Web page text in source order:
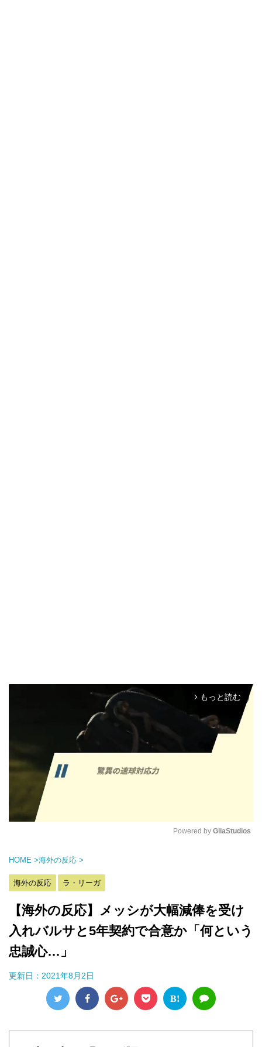
arrow_forward_ios もっと読む
Powered by GliaStudios
HOME >海外の反応 >
海外の反応 ラ・リーガ
【海外の反応】メッシが大幅減俸を受け
入れバルサと5年契約で合意か「何という
忠誠心…」
更新日： 2021年8月2日
B!